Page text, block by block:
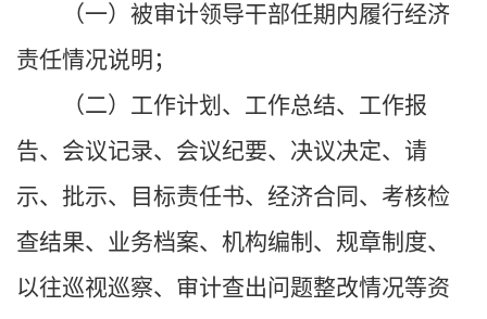
（一）被审计领导干部任期内履行经济
责任情况说明；
（二）工作计划、工作总结、工作报
告、会议记录、会议纪要、决议决定、请
示、批示、目标责任书、经济合同、考核检
查结果、业务档案、机构编制、规章制度、
以往巡视巡察、审计查出问题整改情况等资